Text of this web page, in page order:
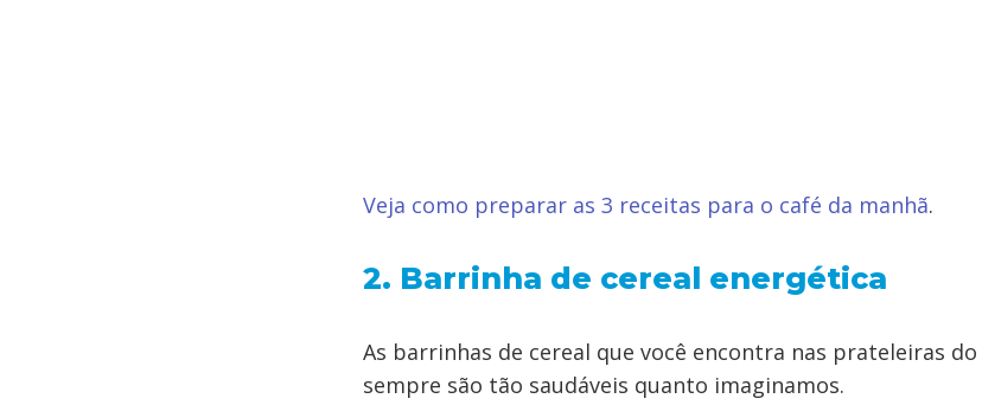
Veja como preparar as 3 receitas para o café da manhã.
2. Barrinha de cereal energética
As barrinhas de cereal que você encontra nas prateleiras
sempre são tão saudáveis quanto imaginamos.